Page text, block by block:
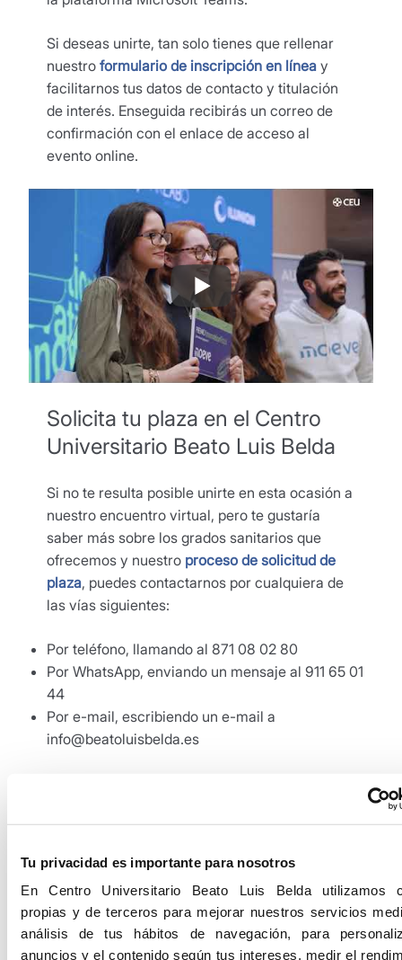
Tu privacidad es importante para nosotros
En Centro Universitario Beato Luis Belda utilizamos
propias y de terceros para mejorar nuestros servicios
análisis de tus hábitos de navegación, para
anuncios y el contenido según tus intereses, medir el
Si deseas unirte, tan solo tienes que rellenar
nuestro formulario de inscripción en línea y
facilitarnos tus datos de contacto y titulación
de interés. Enseguida recibirás un correo de
confirmación con el enlace de acceso al
evento online.
Solicita tu plaza en el Centro
Universitario Beato Luis Belda
Si no te resulta posible unirte en esta ocasión a
nuestro encuentro virtual, pero te gustaría
saber más sobre los grados sanitarios que
ofrecemos y nuestro proceso de solicitud de
plaza, puedes contactarnos por cualquiera de
las vías siguientes:
Por teléfono, llamando al 871 08 02 80
Por WhatsApp, enviando un mensaje al 911 65 01
44
Por e-mail, escribiendo un e-mail a
info@beatoluisbelda.es
de Mallorca, en el centro de Palma, permanece
en caso de que desees acercarte para
informarte y resolver tus dudas
presencialmente: ¡te esperamos!